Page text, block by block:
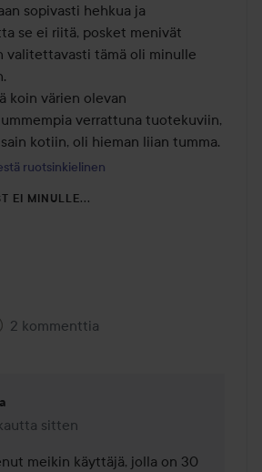
sopivasti hehkua ja
se ei riitä, posket menivät
valitettavasti tämä oli minulle
koin värien olevan
verrattuna tuotekuviin,
kotiin, oli hieman liian tumma.
ruotsinkielinen
EI MINULLE...
2 kommenttia
sitten
lisättiin 2 kuukautta sitten
meikin käyttäjä, jolla on 30